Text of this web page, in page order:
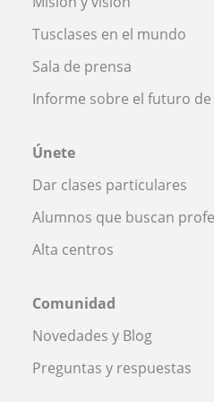
Tusclases en el mundo
Sala de prensa
Informe sobre el futuro
Únete
Dar clases particulares
Alumnos que buscan
Alta centros
Comunidad
Novedades y Blog
Preguntas y respuestas